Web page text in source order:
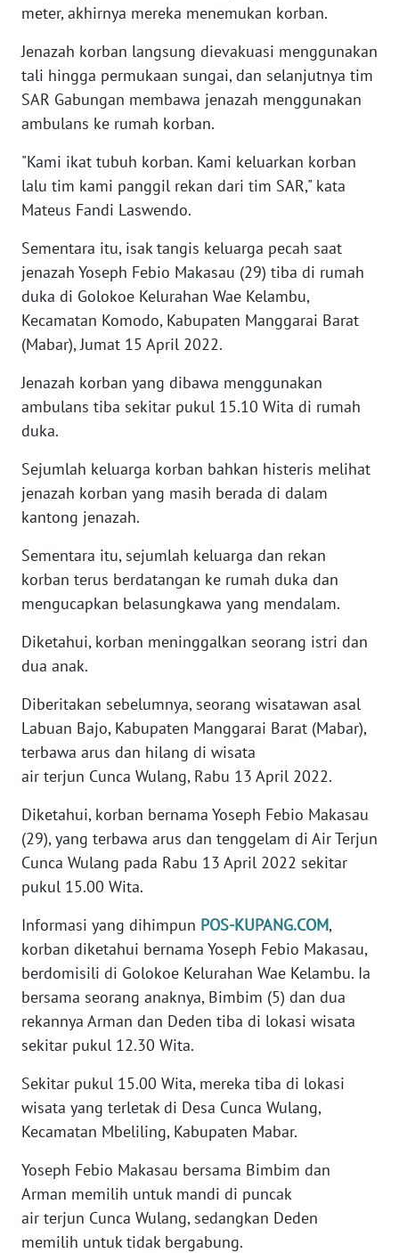
meter, akhirnya mereka menemukan korban.
Jenazah korban langsung dievakuasi menggunakan
tali hingga permukaan sungai, dan selanjutnya tim
SAR Gabungan membawa jenazah menggunakan
ambulans ke rumah korban.
"Kami ikat tubuh korban. Kami keluarkan korban
lalu tim kami panggil rekan dari tim SAR," kata
Mateus Fandi Laswendo.
Sementara itu, isak tangis keluarga pecah saat
jenazah Yoseph Febio Makasau (29) tiba di rumah
duka di Golokoe Kelurahan Wae Kelambu,
Kecamatan Komodo, Kabupaten Manggarai Barat
(Mabar), Jumat 15 April 2022.
Jenazah korban yang dibawa menggunakan
ambulans tiba sekitar pukul 15.10 Wita di rumah
duka.
Sejumlah keluarga korban bahkan histeris melihat
jenazah korban yang masih berada di dalam
kantong jenazah.
Sementara itu, sejumlah keluarga dan rekan
korban terus berdatangan ke rumah duka dan
mengucapkan belasungkawa yang mendalam.
Diketahui, korban meninggalkan seorang istri dan
dua anak.
Diberitakan sebelumnya, seorang wisatawan asal
Labuan Bajo, Kabupaten Manggarai Barat (Mabar),
terbawa arus dan hilang di wisata
air terjun Cunca Wulang, Rabu 13 April 2022.
Diketahui, korban bernama Yoseph Febio Makasau
(29), yang terbawa arus dan tenggelam di Air Terjun
Cunca Wulang pada Rabu 13 April 2022 sekitar
pukul 15.00 Wita.
Informasi yang dihimpun POS-KUPANG.COM,
korban diketahui bernama Yoseph Febio Makasau,
berdomisili di Golokoe Kelurahan Wae Kelambu. Ia
bersama seorang anaknya, Bimbim (5) dan dua
rekannya Arman dan Deden tiba di lokasi wisata
sekitar pukul 12.30 Wita.
Sekitar pukul 15.00 Wita, mereka tiba di lokasi
wisata yang terletak di Desa Cunca Wulang,
Kecamatan Mbeliling, Kabupaten Mabar.
Yoseph Febio Makasau bersama Bimbim dan
Arman memilih untuk mandi di puncak
air terjun Cunca Wulang, sedangkan Deden
memilih untuk tidak bergabung.
WN DELI
WN
TEBING
TINGGI
WN
PAKPAK
KARAWANG
WN
BEKASI
BOGOR
WN
WN
TAPANULI
WN
SAMOSIR
WN
PADANG
WN
SUMEDANG
CIANJUR
WN
KEPULAUAN
WN
TANGERANG
WN
WN
CIREBON
INDRAMAYU
WN
KUNINGAN